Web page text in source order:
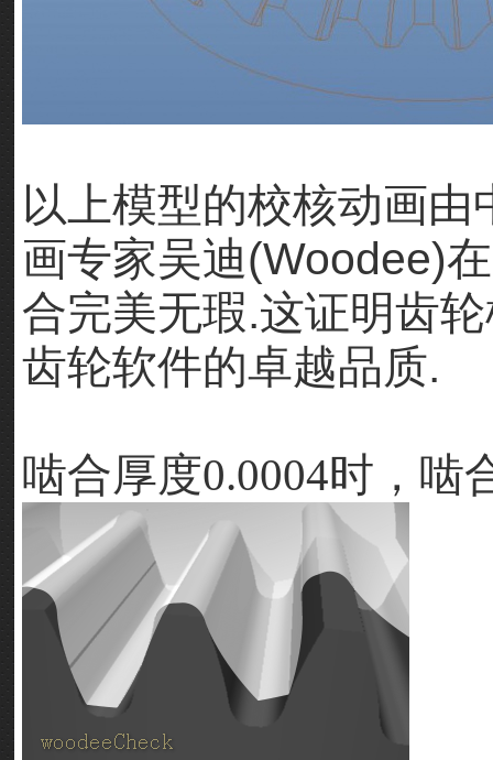
以上模型的校核动画
画专家吴迪(Woodee)
合完美无瑕.这证明齿
齿轮软件的卓越品质.
啮合厚度0.0004时，啮